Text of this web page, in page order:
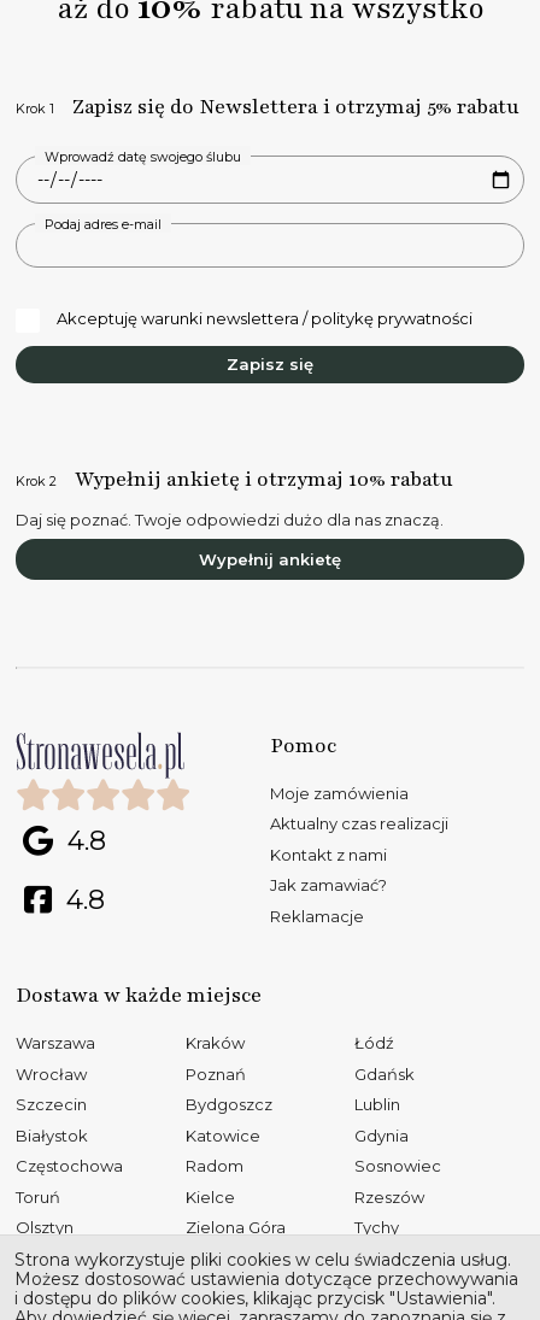
aż do rabatu na wszystko
Krok 1 Zapisz się do Newslettera i otrzymaj 5% rabatu
Wprowadź datę swojego ślubu
Podaj adres e-mail
Akceptuję warunki newslettera / politykę prywatności
Zapisz się
Krok 2 Wypełnij ankietę i otrzymaj 10% rabatu
Daj się poznać. Twoje odpowiedzi dużo dla nas znaczą.
Wypełnij ankietę
4.8
4.8
Pomoc
Moje zamówienia
Aktualny czas realizacji
Kontakt z nami
Jak zamawiać?
Reklamacje
Dostawa w każde miejsce
Warszawa Kraków
Łódź
Wrocław
Poznań
Gdańsk
Szczecin
Bydgoszcz
Lublin
Białystok
Katowice
Gdynia
Częstochowa
Radom
Sosnowiec
Toruń
Kielce
Rzeszów
Olsztyn
Zielona Góra
Tychy
Opole
Gliwice
Płock
Bielsko-Biała
Elbląg
Ruda Śląska
Strona wykorzystuje pliki cookies w celu świadczenia usług.
Możesz dostosować ustawienia dotyczące przechowywania
i dostępu do plików cookies, klikając przycisk "Ustawienia".